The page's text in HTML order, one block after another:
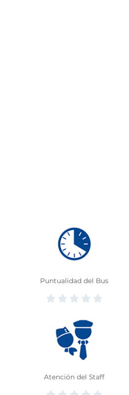
Puntualidad del Bus
Atención del Staff